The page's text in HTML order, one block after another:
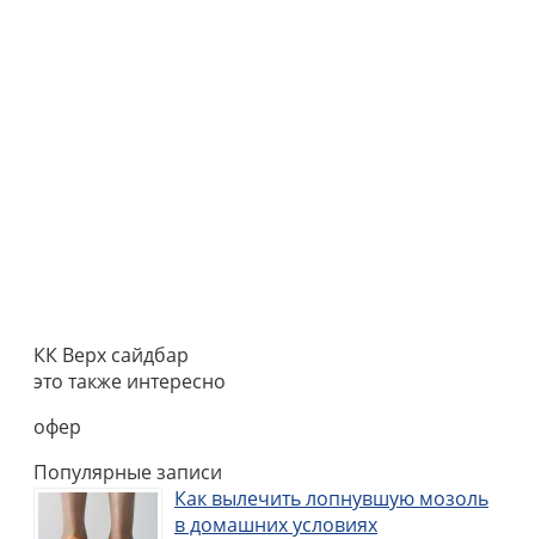
КК Верх сайдбар
это также интересно
офер
Популярные записи
Как вылечить лопнувшую мозоль
в домашних условиях